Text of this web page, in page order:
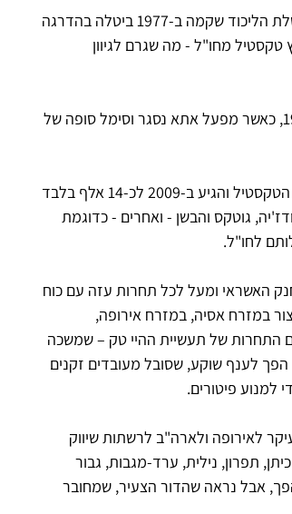
החל מסוף שנות ה-70 חלה ירידה אטית ועקבית בייצוא הטקסטיל. ממשלת הליכוד שקמה ב-1977 ביטלה בהדרגה
טקסטיל מחו"ל - מה שגרם לגיוון
המכה הקשה ביותר ניחתה על תעשיית הטקסטיל הישראלית בשנת 1985, כאשר מפעל אתא נסגר וסימל סופה של
מאז, חרף הגידול החד באוכלוסיית המדינה, ירד מספר העובדים בענף הטקסטיל והגיע ב-2009 לכ-14 אלף בלבד
גוטקס והבשן - ואחרים - כדוגמת
לחו"ל.
האשראי ומעל לכל תחרות עזה עם כוח
במזרח אסיה, במזרח אירופה,
התחרות של תעשיית ההיי טק – שמשכה
לענף שוקע, שסובל מעובדים זקנים
למנוע פיטורים.
לאירופה ולארה"ב לרשתות שיווק
תפרון, נילית, ערד-מגבות, גבור
אבל נראה שהדור הצעיר, שמחובר